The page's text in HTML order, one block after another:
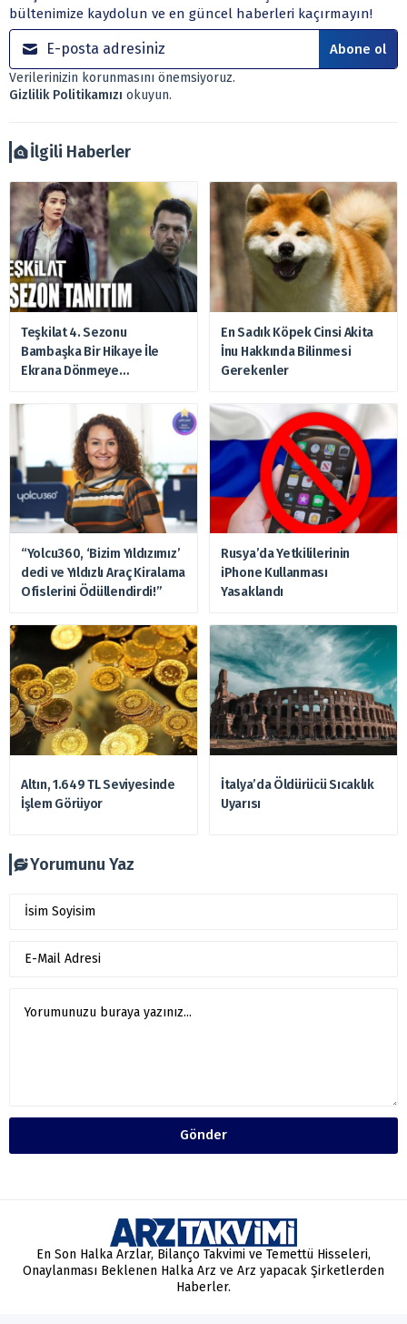
yönetim şirketleri ile müşteri arasında imzalanacak
sözleşme çerçevesinde sunulmaktadır.
Sitemizde bulunan bilgiler ve görüşler, sizin mali
durumunuz, risk – getiri beklentileriniz ile uyuşmayabilir.
zararlardan, arztakvimi.com.tr sorumlu tutulamaz.
bültenimize kaydolun ve en güncel haberleri kaçırmayın!
Abone ol
Verilerinizin korunmasını önemsiyoruz.
Gizlilik Politikamızı okuyun.
İlgili Haberler
Teşkilat 4. Sezonu
Bambaşka Bir Hikaye İle
Ekrana Dönmeye
En Sadık Köpek Cinsi Akita
İnu Hakkında Bilinmesi
Gerekenler
“Yolcu360, ‘Bizim Yıldızımız’
dedi ve Yıldızlı Araç Kiralama
Ofislerini Ödüllendirdi!”
Rusya’da Yetkililerinin
iPhone Kullanması
Yasaklandı
Altın, 1.649 TL Seviyesinde
İşlem Görüyor
İtalya’da Öldürücü Sıcaklık
Uyarısı
Yorumunu Yaz
Gönder
En Son Halka Arzlar, Bilanço Takvimi ve Temettü Hisseleri,
Onaylanması Beklenen Halka Arz ve Arz yapacak Şirketlerden
Haberler.